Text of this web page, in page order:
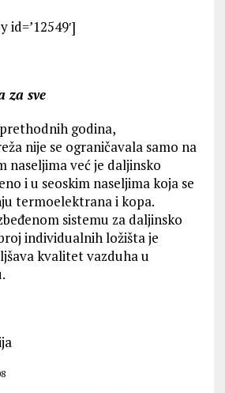
id=’12549′]
za sve
godina,
nije se ograničavala samo na
naseljima već je daljinsko
i u seoskim naseljima koja se
termoelektrana i kopa.
sistemu za daljinsko
individualnih ložišta je
kvalitet vazduha u